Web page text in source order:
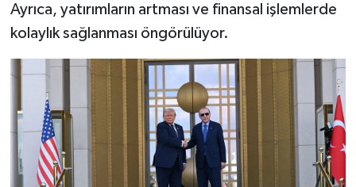
Ayrıca, yatırımların artması ve finansal işlemlerde
kolaylık sağlanması öngörülüyor.